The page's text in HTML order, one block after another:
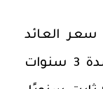
العائد
على شهادات الادخار للأفراد لمدة 3 سنوات